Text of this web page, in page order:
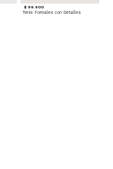
$ 99.900
Tenis Formales con Detalles